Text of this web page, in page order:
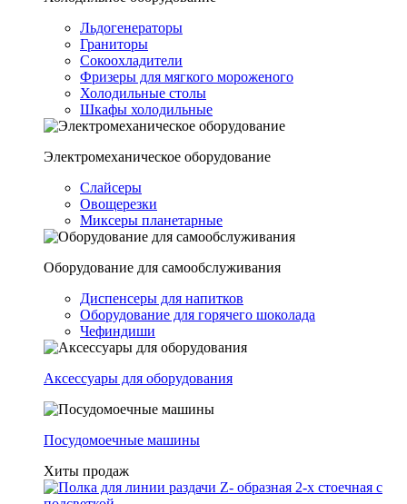
Льдогенераторы
Граниторы
Сокоохладители
Фризеры для мягкого мороженого
Холодильные столы
Шкафы холодильные
Электромеханическое оборудование
Слайсеры
Овощерезки
Миксеры планетарные
Оборудование для самообслуживания
Диспенсеры для напитков
Оборудование для горячего шоколада
Чефиндиши
Аксессуары для оборудования
Посудомоечные машины
Хиты продаж